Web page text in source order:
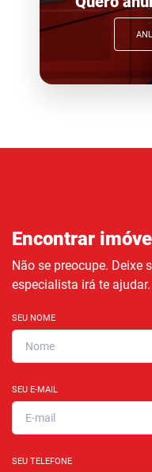
Encontrar
Não se preocupe. Deixe
especialista irá te ajudar.
SEU NOME
SEU E-MAIL
SEU TELEFONE